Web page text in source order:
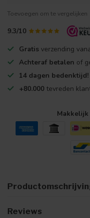
Toevoegen om te vergelijken
9.3/10
Gratis verzending
Achteraf betalen of
14 dagen bedenktijd!
+80.000 tevreden
Reviews